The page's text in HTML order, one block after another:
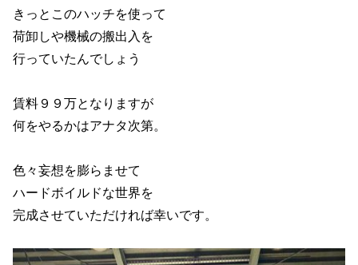
きっとこのハッチを使って
荷卸しや機械の搬出入を
行っていたんでしょう
賃料９９万となりますが
何をやるかはアナタ次第。
色々妄想を膨らませて
ハードボイルドな世界を
完成させていただければ幸いです。